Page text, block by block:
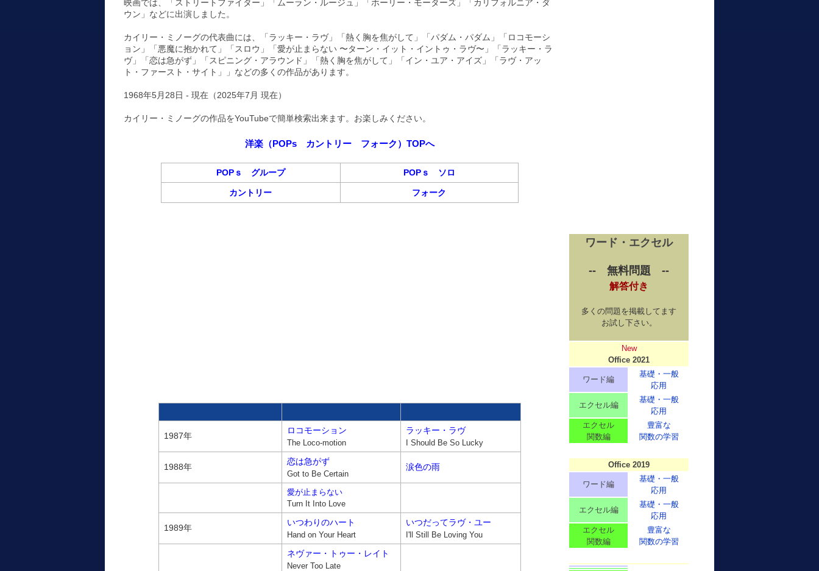
映画では、「ストリートファイター」「ムーラン・ルージュ」「ホーリー・モーターズ」「カリフォルニア・ダ
ウン」などに出演しました。
カイリー・ミノーグの代表曲には、「ラッキー・ラヴ」「熱く胸を焦がして」「パダム・パダム」「ロコモーシ
ョン」「悪魔に抱かれて」「スロウ」「愛が止まらない 〜ターン・イット・イントゥ・ラヴ〜」「ラッキー・ラ
ヴ」「恋は急がず」「スピニング・アラウンド」「熱く胸を焦がして」「イン・ユア・アイズ」「ラヴ・アッ
ト・ファースト・サイト」」などの多くの作品があります。
1968年5月28日 - 現在（2025年7月 現在）
カイリー・ミノーグの作品をYouTubeで簡単検索出来ます。お楽しみください。
洋楽（POPs カントリー フォーク）TOPへ
POPｓ グループ POPｓ ソロ
カントリー フォーク
1987年
ロコモーション
The Loco-motion
ラッキー・ラヴ
I Should Be So Lucky
1988年
恋は急がず
Got to Be Certain
涙色の雨
愛が止まらない
Turn It Into Love
1989年
いつわりのハート
Hand on Your Heart
いつだってラヴ・ユー
I'll Still Be Loving You
ネヴァー・トゥー・レイト
Never Too Late
ワード・エクセル
-- 無料問題 --
解答付き
多くの問題を掲載してます
お試し下さい。
New
Office 2021
ワード編
基礎・一般
応用
エクセル編
基礎・一般
応用
エクセル
関数編
豊富な
関数の学習
Office 2019
ワード編
基礎・一般
応用
エクセル編
基礎・一般
応用
エクセル
関数編
豊富な
関数の学習